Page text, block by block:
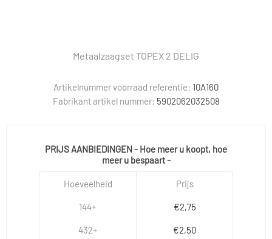
Metaalzaagset TOPEX 2 DELIG
Artikelnummer voorraad referentie: 10A160
Fabrikant artikel nummer: 5902062032508
PRIJS AANBIEDINGEN - Hoe meer u koopt, hoe
meer u bespaart -
Hoeveelheid
144+
432+
Prijs
€2,75
€2,50